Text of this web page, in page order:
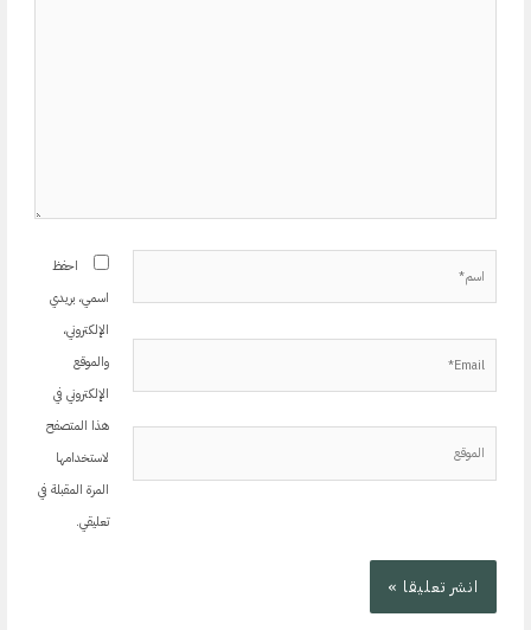
احفظ
اسمي، بريدي
الإلكتروني،
والموقع
الإلكتروني في
هذا المتصفح
لاستخدامها
المرة المقبلة في
تعليقي.